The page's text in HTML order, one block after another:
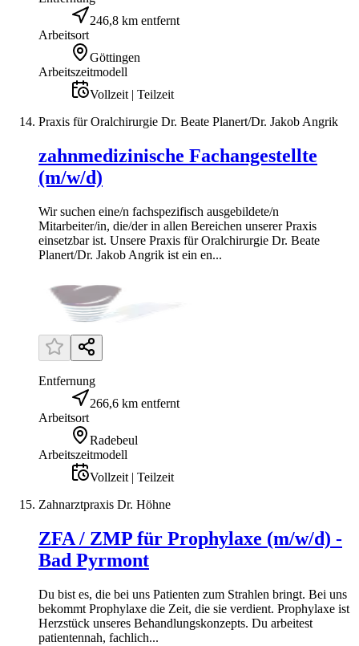
246,8 km entfernt
Arbeitsort
Göttingen
Arbeitszeitmodell
Vollzeit | Teilzeit
Praxis für Oralchirurgie Dr. Beate Planert/Dr. Jakob Angrik
zahnmedizinische Fachangestellte
(m/w/d)
Wir suchen eine/n fachspezifisch ausgebildete/n
Mitarbeiter/in, die/der in allen Bereichen unserer Praxis
einsetzbar ist. Unsere Praxis für Oralchirurgie Dr. Beate
Planert/Dr. Jakob Angrik ist ein en...
Entfernung
266,6 km entfernt
Arbeitsort
Radebeul
Arbeitszeitmodell
Vollzeit | Teilzeit
Zahnarztpraxis Dr. Höhne
ZFA / ZMP für Prophylaxe (m/w/d) -
Bad Pyrmont
Du bist es, die bei uns Patienten zum Strahlen bringt. Bei uns
bekommt Prophylaxe die Zeit, die sie verdient. Prophylaxe ist
Herzstück unseres Behandlungskonzepts. Du arbeitest
patientennah, fachlich...